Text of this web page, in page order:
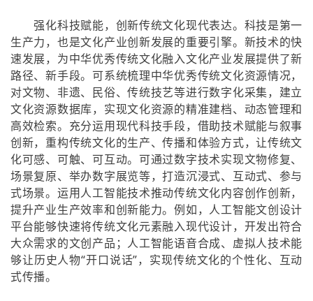
强化科技赋能，创新传统文化现代表达。科技是第一
生产力，也是文化产业创新发展的重要引擎。新技术的快
速发展，为中华优秀传统文化融入文化产业发展提供了新
路径、新手段。可系统梳理中华优秀传统文化资源情况，
对文物、非遗、民俗、传统技艺等进行数字化采集，建立
文化资源数据库，实现文化资源的精准建档、动态管理和
高效检索。充分运用现代科技手段，借助技术赋能与叙事
创新，重构传统文化的生产、传播和体验方式，让传统文
化可感、可触、可互动。可通过数字技术实现文物修复、
场景复原、举办数字展览等，打造沉浸式、互动式、参与
式场景。运用人工智能技术推动传统文化内容创作创新，
提升产业生产效率和创新能力。例如，人工智能文创设计
平台能够快速将传统文化元素融入现代设计，开发出符合
大众需求的文创产品；人工智能语音合成、虚拟人技术能
够让历史人物“开口说话”，实现传统文化的个性化、互动
式传播。